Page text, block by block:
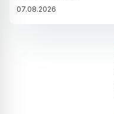
07.08.2026